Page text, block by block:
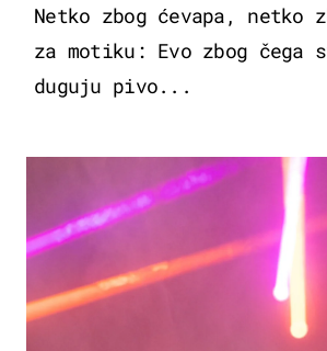
Netko zbog ćevapa, netko
za motiku: Evo zbog čega
duguju pivo...
KULTURA & ZABAVA